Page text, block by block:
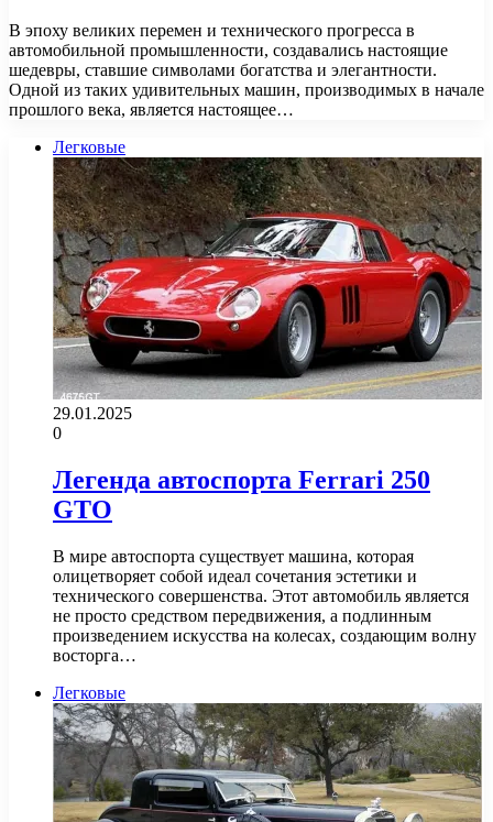
В эпоху великих перемен и технического прогресса в
автомобильной промышленности, создавались настоящие
шедевры, ставшие символами богатства и элегантности.
Одной из таких удивительных машин, производимых в начале
прошлого века, является настоящее…
Легковые
29.01.2025
0
Легенда автоспорта Ferrari 250
GTO
В мире автоспорта существует машина, которая
олицетворяет собой идеал сочетания эстетики и
технического совершенства. Этот автомобиль является
не просто средством передвижения, а подлинным
произведением искусства на колесах, создающим волну
восторга…
Легковые